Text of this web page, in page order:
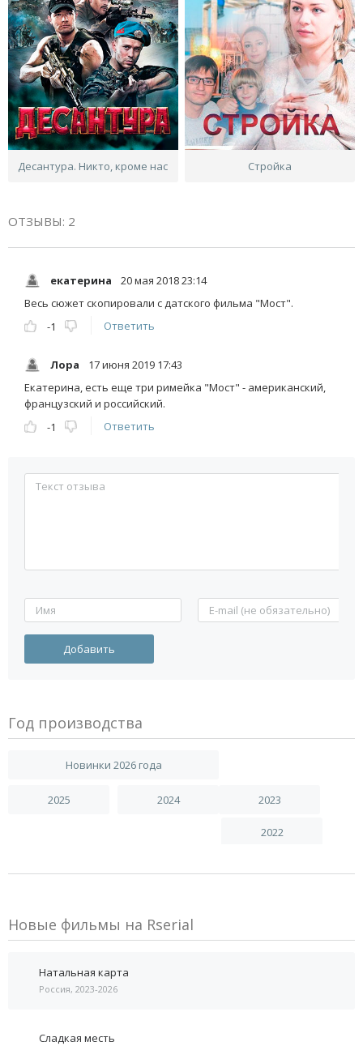
Десантура. Никто, кроме нас Стройка
ОТЗЫВЫ: 2
екатерина
20 мая 2018 23:14
Весь сюжет скопировали с датского фильма "Мост".
-1
Ответить
Лора
17 июня 2019 17:43
Екатерина, есть еще три римейка "Мост" - американский,
французский и российский.
-1
Ответить
Год производства
Новинки 2026 года
2025 2024 2023
2022
Новые фильмы на Rserial
Натальная карта
Россия, 2023-2026
Сладкая месть